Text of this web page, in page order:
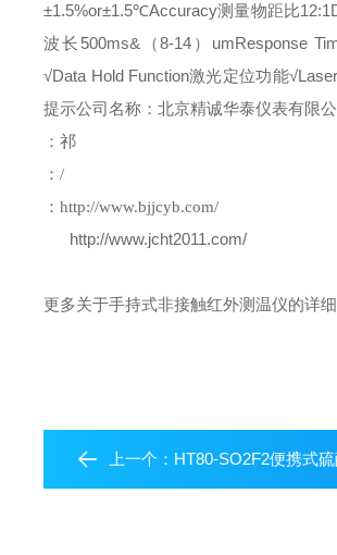
±1.5%or±1.5℃Accuracy测量物距比12:1
波长 500ms&（8-14）umResponse
√Data Hold Function激光定位功能√
提示公司名称：北京精诚华泰仪表有限
：祁
：/
：http://www.bjjcyb.com/
http://www.jcht2011.com/
更多关于手持式非接触红外测温仪的详
上一个： HT80-SO2F2便携式